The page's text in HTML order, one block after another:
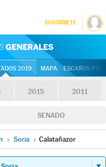
SUSCRÍBETE
2019 MAPA ESCAÑOS
2015 2011
SENADO
» Soria » Calatañazor